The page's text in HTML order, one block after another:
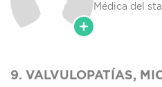
Médica del
9. VALVULOPATÍAS,